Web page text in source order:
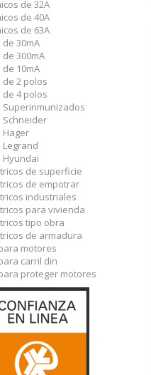
de 32A
de 40A
de 63A
30mA
300mA
10mA
2 polos
4 polos
Schneider
Hager
de superficie
de empotrar
industriales
para vivienda
tipo obra
de armadura
motores
carril din
proteger motores